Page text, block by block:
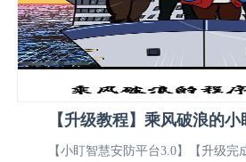
【小盯智慧安防平台3.0】【升级完